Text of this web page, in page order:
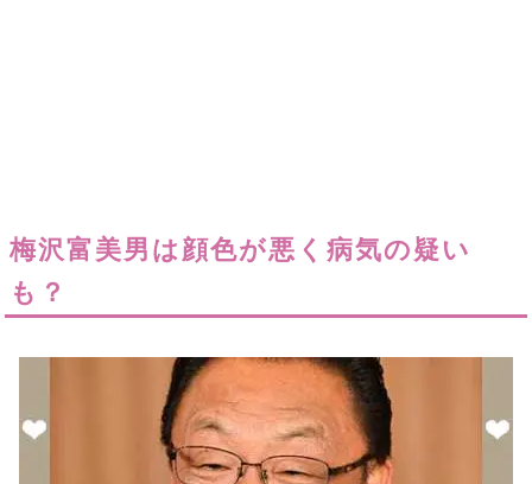
梅沢富美男は顔色が悪く病気の疑い
も？